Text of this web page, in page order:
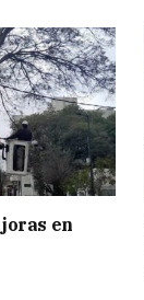
en